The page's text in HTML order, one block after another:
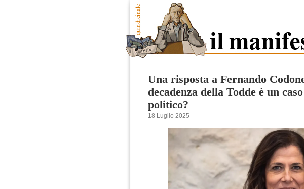
Una risposta a Fernando
decadenza della Todde è un
politico?
18 Luglio 2025